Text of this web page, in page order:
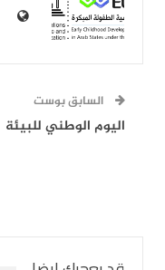
السابق بوست
اليوم الوطني للبيئة